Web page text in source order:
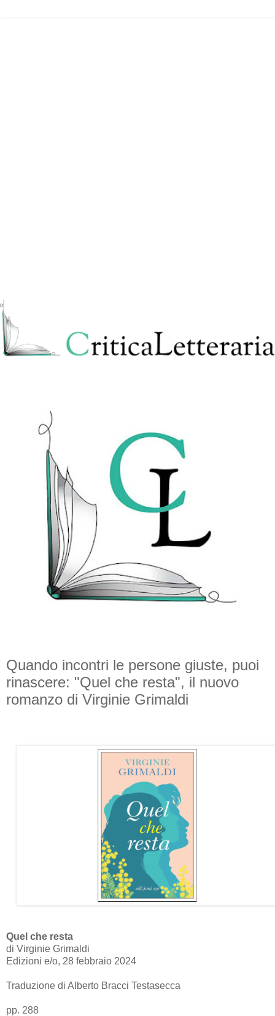
Quando incontri le persone giuste, puoi
rinascere: "Quel che resta", il nuovo
romanzo di Virginie Grimaldi
Quel che resta
di Virginie Grimaldi
Edizioni e/o, 28 febbraio 2024
Traduzione di Alberto Bracci Testasecca
pp. 288